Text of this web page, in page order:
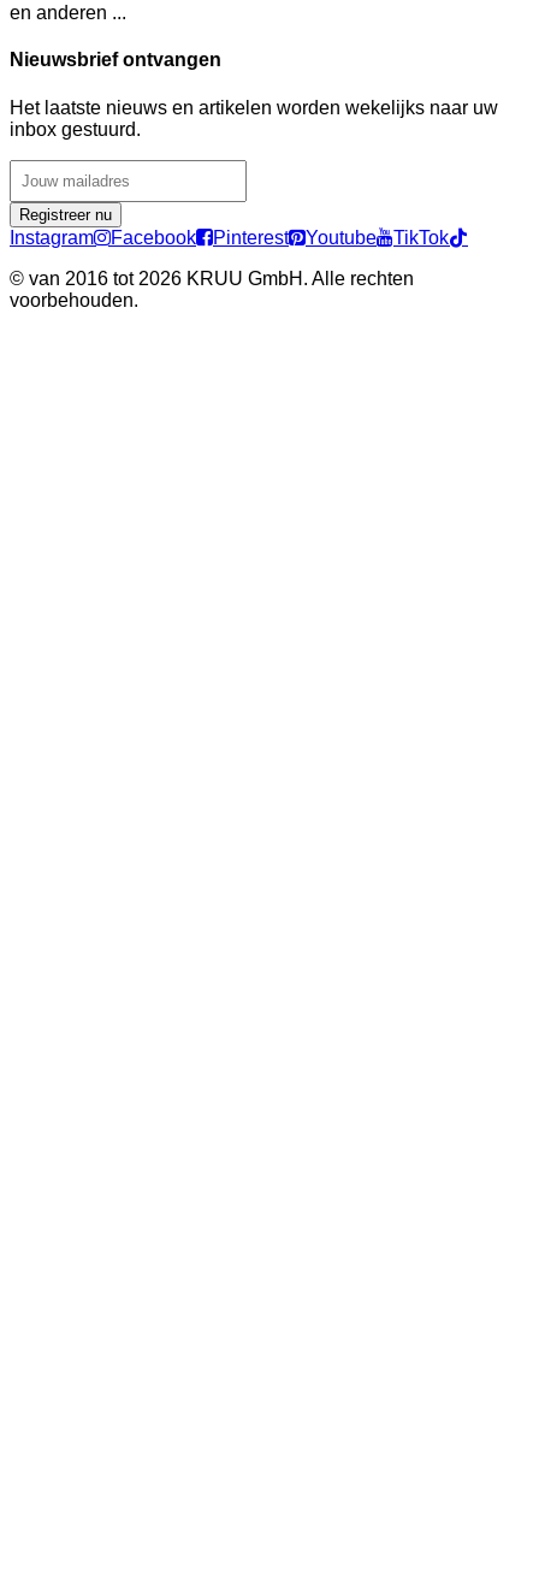
en anderen ...
Nieuwsbrief ontvangen
Het laatste nieuws en artikelen worden wekelijks naar uw
inbox gestuurd.
Registreer nu
Instagram Facebook Pinterest Youtube
TikTok
© van 2016 tot 2026 KRUU GmbH. Alle rechten
voorbehouden.